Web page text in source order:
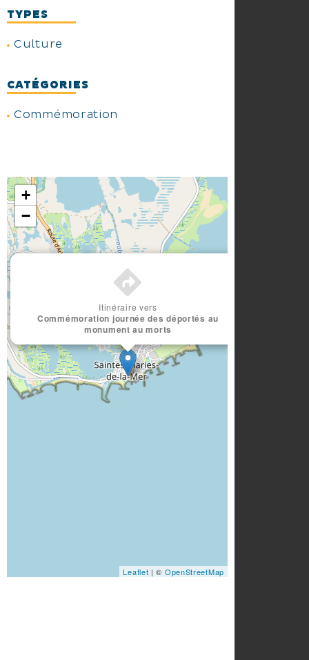
TYPES
Culture
CATÉGORIES
Commémoration
Itinéraire vers
Commémoration journée des déportés au
monument au morts
+
−
Leaflet | © OpenStreetMap